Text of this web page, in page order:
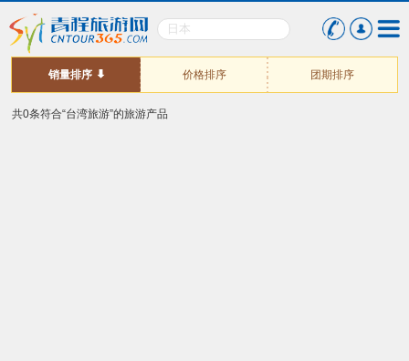
销量排序 价格排序 团期排序
共0条符合“台湾旅游”的旅游产品